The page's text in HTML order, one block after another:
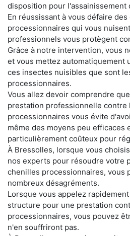
disposition pour l'assainissement
En réussissant à vous défaire
processionnaires qui vous
professionnels vous protègent
Grâce à notre intervention, vous
et vous mettez automatiquement
ces insectes nuisibles que sont
processionnaires.
Vous allez devoir comprendre
prestation professionnelle contre
processionnaires vous évite
même des moyens peu efficaces
particulièrement coûteux pour
À Bressolles, lorsque vous
nos experts pour résoudre votre
chenilles processionnaires, vous
nombreux désagréments.
Lorsque vous appelez
structure pour une prestation
processionnaires, vous pouvez
n'en souffriront pas.